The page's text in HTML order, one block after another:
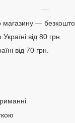
магазину —
від 80 грн.
від 70 грн.